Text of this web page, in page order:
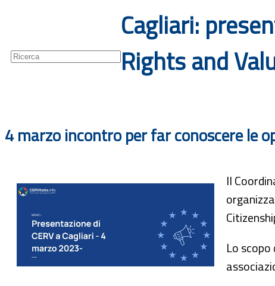
Cagliari:
Rights and
4 marzo incontro per far conoscere le
Il
Lo